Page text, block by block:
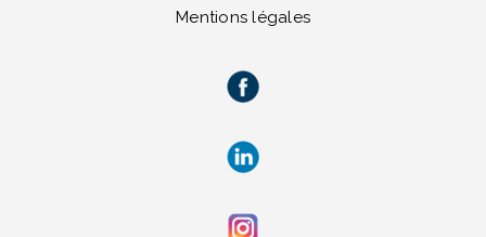
Mentions légales